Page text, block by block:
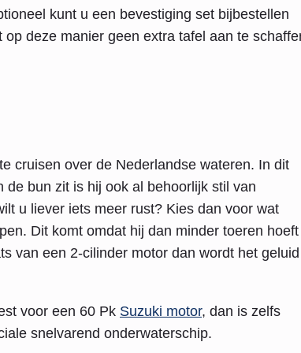
kunt u een bevestiging set bijbestellen
deze manier geen extra tafel aan te
cruisen over de Nederlandse wateren. In dit
bun zit is hij ook al behoorlijk stil van
u liever iets meer rust? Kies dan voor wat
Dit komt omdat hij dan minder toeren hoeft
van een 2-cilinder motor dan wordt het geluid
voor een 60 Pk Suzuki motor, dan is zelfs
snelvarend onderwaterschip.